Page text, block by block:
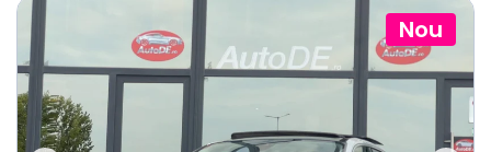
Nou